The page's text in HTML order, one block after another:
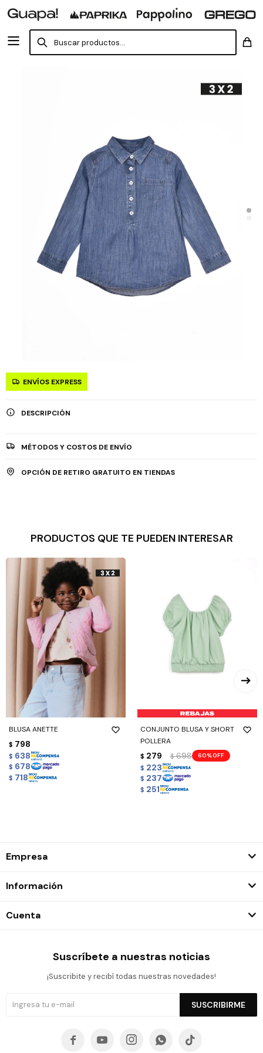
ENVÍOS EXPRESS
DESCRIPCIÓN
MÉTODOS Y COSTOS DE ENVÍO
OPCIÓN DE RETIRO GRATUITO EN TIENDAS
PRODUCTOS QUE TE PUEDEN INTERESAR
BLUSA ANETTE
$ 798
$ 638
$ 678
$ 718
CONJUNTO BLUSA Y SHORT
POLLERA
$ 279 $ 698 60
$ 223
$ 237
$ 251
Empresa
Información
Cuenta
Suscríbete a nuestras noticias
¡Suscribite y recibí todas nuestras novedades!
SUSCRIBIRME
    